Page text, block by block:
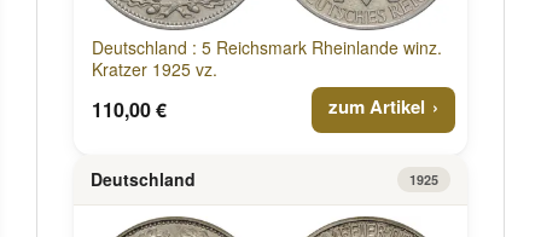
Deutschland : 5 Reichsmark Rheinlande winz.
Kratzer 1925 vz.
110,00 € zum Artikel
Deutschland 1925